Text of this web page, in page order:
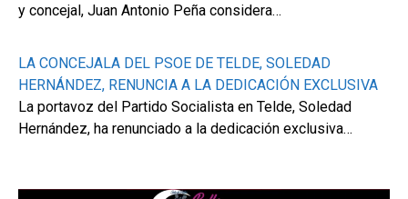
y concejal, Juan Antonio Peña considera…
LA CONCEJALA DEL PSOE DE TELDE, SOLEDAD
HERNÁNDEZ, RENUNCIA A LA DEDICACIÓN EXCLUSIVA
La portavoz del Partido Socialista en Telde, Soledad
Hernández, ha renunciado a la dedicación exclusiva…